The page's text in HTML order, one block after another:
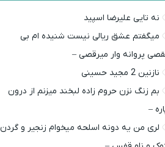
نه تایی علیرضا اسپید
میگفتم عشق ریالی نیست شنیده ام بی
پروانه وار میرقصی –
نازنین 2 مجید حسینی
بم زنگ نزن حروم زاده لبخند میزنم از درون
–
لری من یه دونه اسلحه میخوام زﻧﺠﻴﺮ و ﮔﺮدن